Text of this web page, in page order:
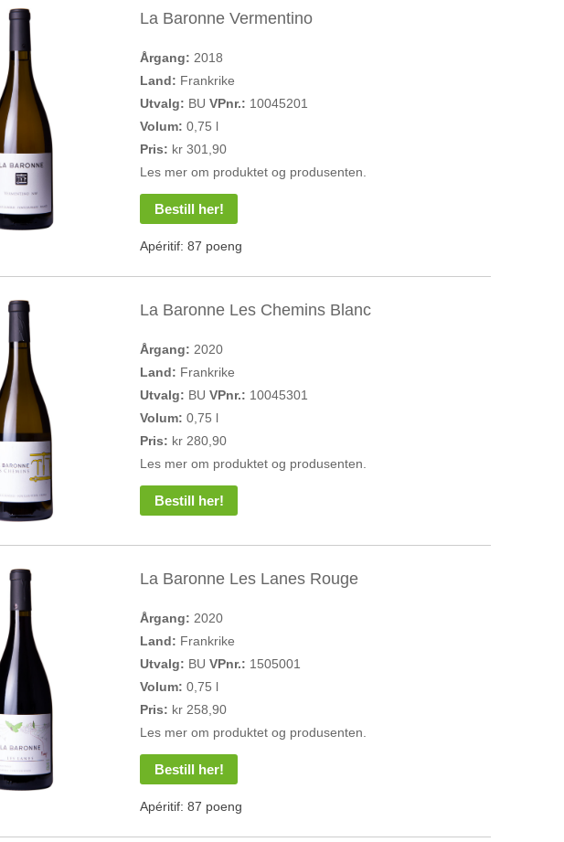
La Baronne Vermentino
Årgang: 2018
Land: Frankrike
Utvalg: BUVPnr.: 10045201
Volum:0,75 l
Pris: kr 301,90
Les mer om produktet og produsenten.
Bestill her!
Apéritif: 87 poeng
La Baronne Les Chemins Blanc
Årgang: 2020
Land: Frankrike
Utvalg: BUVPnr.: 10045301
Volum:0,75 l
Pris: kr 280,90
Les mer om produktet og produsenten.
Bestill her!
La Baronne Les Lanes Rouge
Årgang: 2020
Land: Frankrike
Utvalg: BUVPnr.: 1505001
Volum:0,75 l
Pris: kr 258,90
Les mer om produktet og produsenten.
Bestill her!
Apéritif: 87 poeng